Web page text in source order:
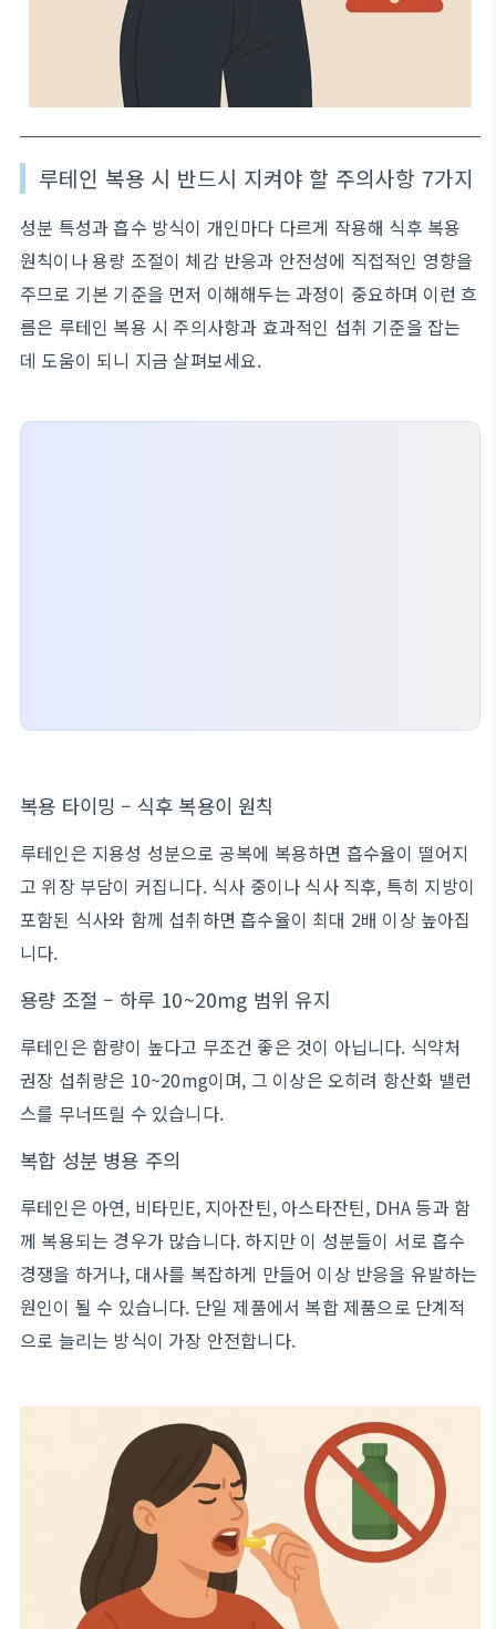
루테인 복용 시 반드시 지켜야 할 주의사항 7가지
성분 특성과 흡수 방식이 개인마다 다르게 작용해 식후 복용
원칙이나 용량 조절이 체감 반응과 안전성에 직접적인 영향을
주므로 기본 기준을 먼저 이해해두는 과정이 중요하며 이런 흐
름은 루테인 복용 시 주의사항과 효과적인 섭취 기준을 잡는
데 도움이 되니 지금 살펴보세요.
복용 타이밍 – 식후 복용이 원칙
루테인은 지용성 성분으로 공복에 복용하면 흡수율이 떨어지
고 위장 부담이 커집니다. 식사 중이나 식사 직후, 특히 지방이
포함된 식사와 함께 섭취하면 흡수율이 최대 2배 이상 높아집
니다.
용량 조절 – 하루 10~20mg 범위 유지
루테인은 함량이 높다고 무조건 좋은 것이 아닙니다. 식약처
권장 섭취량은 10~20mg이며, 그 이상은 오히려 항산화 밸런
스를 무너뜨릴 수 있습니다.
복합 성분 병용 주의
루테인은 아연, 비타민E, 지아잔틴, 아스타잔틴, DHA 등과 함
께 복용되는 경우가 많습니다. 하지만 이 성분들이 서로 흡수
경쟁을 하거나, 대사를 복잡하게 만들어 이상 반응을 유발하는
원인이 될 수 있습니다. 단일 제품에서 복합 제품으로 단계적
으로 늘리는 방식이 가장 안전합니다.